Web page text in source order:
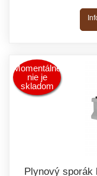
Momentálne
nie je
skladom
Plynový sporák